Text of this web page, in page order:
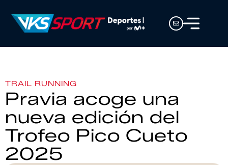
TRAIL RUNNING
Pravia acoge una
nueva edición del
Trofeo Pico Cueto
2025